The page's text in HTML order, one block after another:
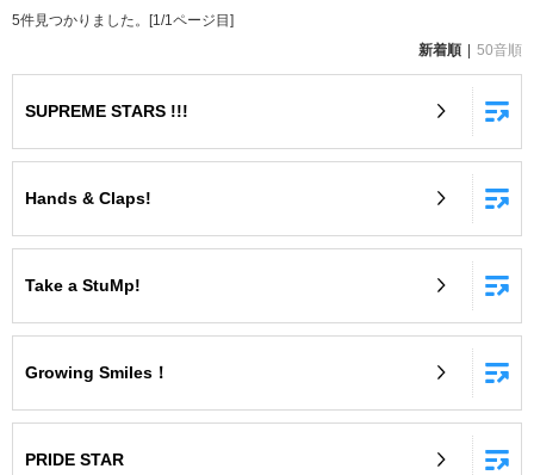
DAMの新曲・ランキングなど
自宅でカラオケ歌い放題！
5件見つかりました。[1 /1 ページ目]
新着順
50音順
SUPREME STARS !!!
Hands & Claps!
Take a StuMp!
Growing Smiles！
PRIDE STAR